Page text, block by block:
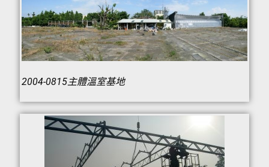
2004-0815主體溫室基地